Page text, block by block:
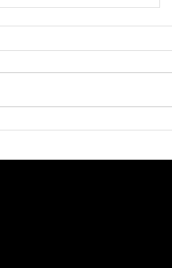
El intercambio cultural como forma de
Latina